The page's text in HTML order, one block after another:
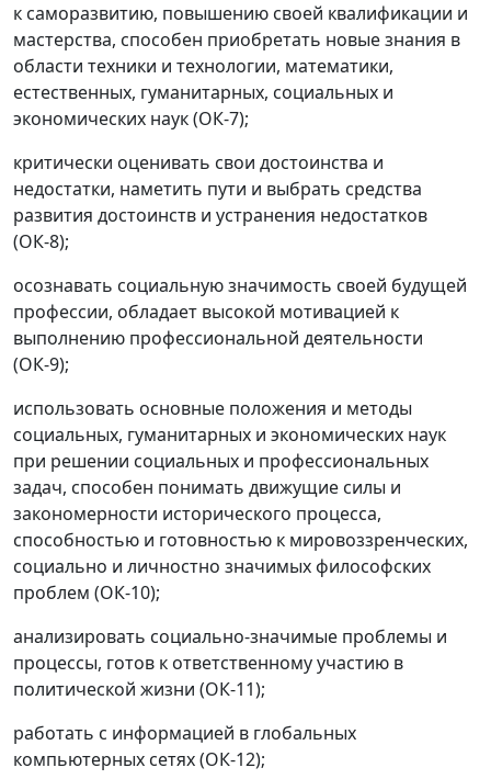
к саморазвитию, повышению своей квалификации и
мастерства, способен приобретать новые знания в
области техники и технологии, математики,
естественных, гуманитарных, социальных и
экономических наук (ОК-7);
критически оценивать свои достоинства и
недостатки, наметить пути и выбрать средства
развития достоинств и устранения недостатков
(ОК-8);
осознавать социальную значимость своей будущей
профессии, обладает высокой мотивацией к
выполнению профессиональной деятельности
(ОК-9);
использовать основные положения и методы
социальных, гуманитарных и экономических наук
при решении социальных и профессиональных
задач, способен понимать движущие силы и
закономерности исторического процесса,
способностью и готовностью к мировоззренческих,
социально и личностно значимых философских
проблем (ОК-10);
анализировать социально-значимые проблемы и
процессы, готов к ответственному участию в
политической жизни (ОК-11);
работать с информацией в глобальных
компьютерных сетях (ОК-12);